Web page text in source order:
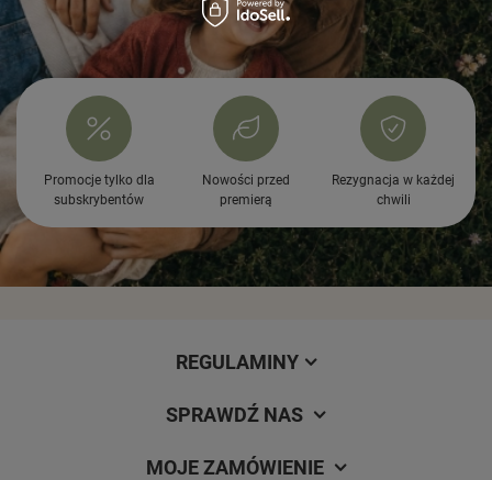
Promocje tylko dla
subskrybentów
Nowości przed
premierą
Rezygnacja w każdej
chwili
REGULAMINY
SPRAWDŹ NAS
MOJE ZAMÓWIENIE